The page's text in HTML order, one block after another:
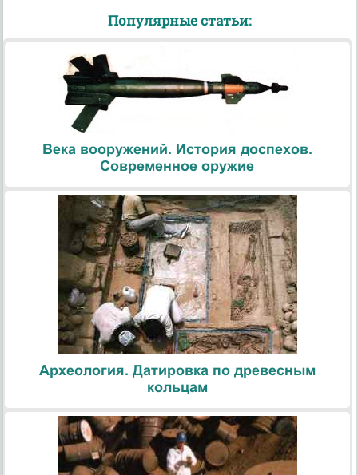
Популярные статьи:
Века вооружений. История доспехов.
Современное оружие
Археология. Датировка по древесным
кольцам